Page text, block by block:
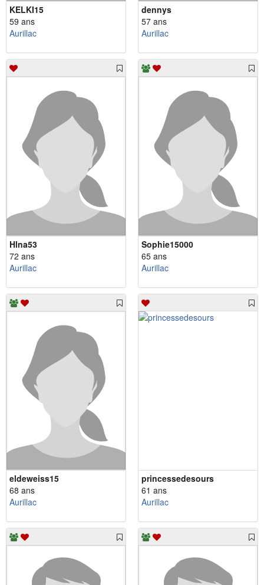
KELKI15
59 ans
Aurillac
dennys
57 ans
Aurillac
Hlna53
72 ans
Aurillac
Sophie15000
65 ans
Aurillac
eldeweiss15
68 ans
Aurillac
princessedesours
61 ans
Aurillac